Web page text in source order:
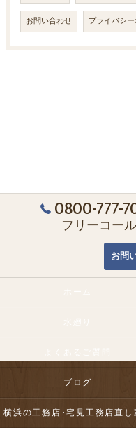
お問い合わせ プライバシ
0800-777-
フリーコール
お問
ブログ